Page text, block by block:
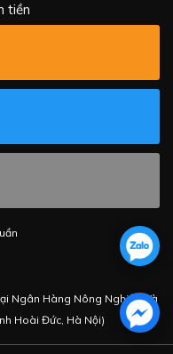
tiền
Ngân Hàng Nông Nghiệp Và
Hoài Đức, Hà Nội)